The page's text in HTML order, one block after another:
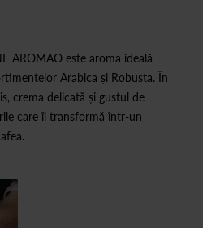
AROMAO este aroma ideală
Arabica și Robusta. În
crema delicată și gustul de
care îl transformă într-un